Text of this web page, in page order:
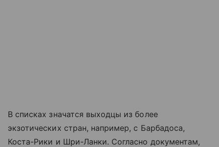
В списках значатся выходцы из более
экзотических стран, например, с Барбадоса,
Коста-Рики и Шри-Ланки. Согласно документам,